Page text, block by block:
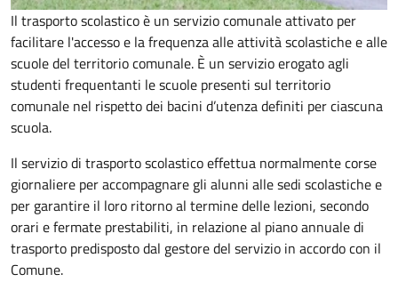
Il trasporto scolastico è un servizio comunale attivato per
facilitare l'accesso e la frequenza alle attività scolastiche e alle
scuole del territorio comunale. È un servizio erogato agli
studenti frequentanti le scuole presenti sul territorio
comunale nel rispetto dei bacini d’utenza definiti per ciascuna
scuola.
Il servizio di trasporto scolastico effettua normalmente corse
giornaliere per accompagnare gli alunni alle sedi scolastiche e
per garantire il loro ritorno al termine delle lezioni, secondo
orari e fermate prestabiliti, in relazione al piano annuale di
trasporto predisposto dal gestore del servizio in accordo con il
Comune.